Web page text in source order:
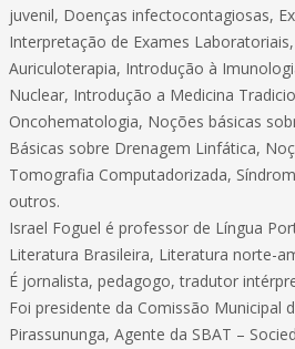
juvenil, Doenças infectocontagiosas,
Interpretação de Exames
Auriculoterapia, Introdução à
Nuclear, Introdução a Medicina
Oncohematologia, Noções básicas
Básicas sobre Drenagem Linfática,
Tomografia Computadorizada,
outros.
Israel Foguel é professor de Língua
Literatura Brasileira, Literatura norte-
É jornalista, pedagogo, tradutor
Foi presidente da Comissão Municipal
Pirassununga, Agente da SBAT –